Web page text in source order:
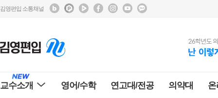
김영편입 소통채널
교수소개 영어/수학 연고대/전공 의약대